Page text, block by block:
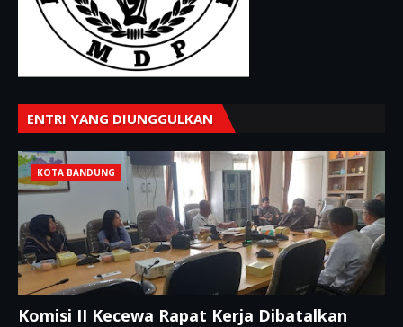
ENTRI YANG DIUNGGULKAN
KOTA BANDUNG
Komisi II Kecewa Rapat Kerja Dibatalkan